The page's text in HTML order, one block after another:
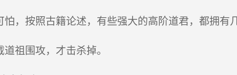
，按照古籍论述，有些强大的高阶道君，都拥有
祖围攻，才击杀掉。